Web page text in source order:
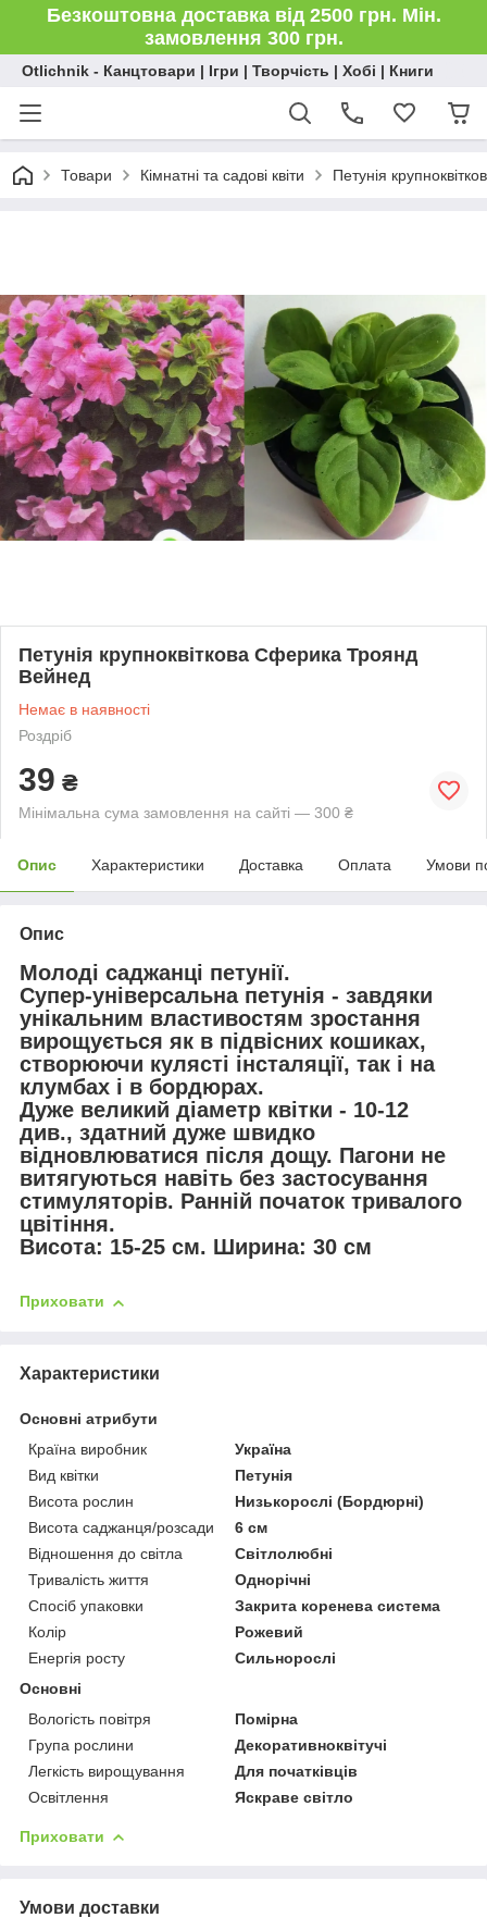
Безкоштовна доставка від 2500 грн. Мін.
замовлення 300 грн.
Otlichnik - Канцтовари | Ігри | Творчість | Хобі | Книги
Товари Кімнатні та садові квіти Петунія
Петунія крупноквіткова Сферика Троянд
Вейнед
Немає в наявності
Роздріб
39 ₴
Мінімальна сума замовлення на сайті — 300 ₴
Опис Характеристики Доставка Оплата Умови
Опис
Молоді саджанці петунії.
Супер-універсальна петунія - завдяки
унікальним властивостям зростання
вирощується як в підвісних кошиках,
створюючи кулясті інсталяції, так і на
клумбах і в бордюрах.
Дуже великий діаметр квітки - 10-12
див., здатний дуже швидко
відновлюватися після дощу. Пагони не
витягуються навіть без застосування
стимуляторів. Ранній початок тривалого
цвітіння.
Висота: 15-25 см. Ширина: 30 см
Приховати
Характеристики
Основні атрибути
Країна виробник
Україна
Вид квітки
Петунія
Висота рослин
Низькорослі (Бордюрні)
Висота саджанця/розсади
6 см
Відношення до світла
Світлолюбні
Тривалість життя
Однорічні
Спосіб упаковки
Закрита коренева система
Колір
Рожевий
Енергія росту
Сильнорослі
Основні
Вологість повітря
Помірна
Група рослини
Декоративноквітучі
Легкість вирощування
Для початківців
Освітлення
Яскраве світло
Приховати
Умови доставки